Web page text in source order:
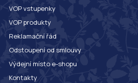
VOP vstupenky
VOP produkty
Reklamační řád
Odstoupení od smlouvy
Výdejní místo e-shopu
Kontakty